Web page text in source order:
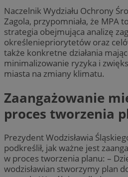
Naczelnik Wydziału Ochrony
Zagola, przypomniała, że MPA
strategia obejmująca analizę
określeniepriorytetów oraz
także konkretne działania
minimalizowanie ryzyka i
miasta na zmiany klimatu.
Zaangażowanie
proces tworzenia
Prezydent Wodzisławia
podkreślił, jak ważne jest
w proces tworzenia planu: –
wodzisławian stworzymy plan